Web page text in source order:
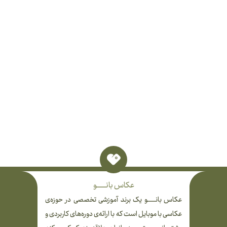
عکاس بانـــــــــو
عکاس بانــــــــو یک برند آموزشی تخصصی در حوزه‌ی
عکاسی با موبایل است که با ارائه‌ی دوره‌های کاربردی و